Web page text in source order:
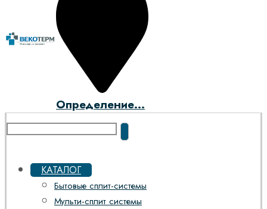
Определение...
КАТАЛОГ
Бытовые сплит-системы
Мульти-сплит системы